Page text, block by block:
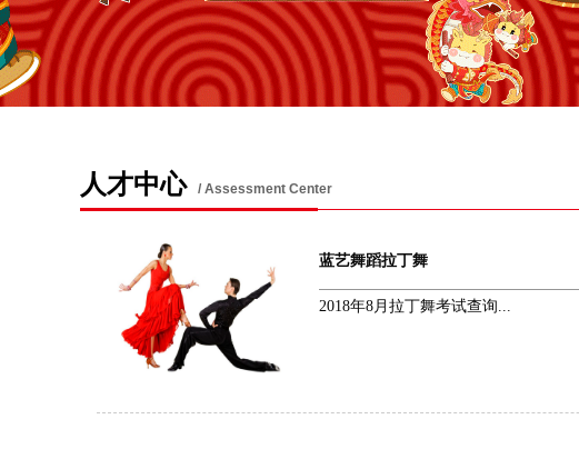
人才中心 / Assessment Center
蓝艺舞蹈拉丁舞
2018年8月拉丁舞考试查询...